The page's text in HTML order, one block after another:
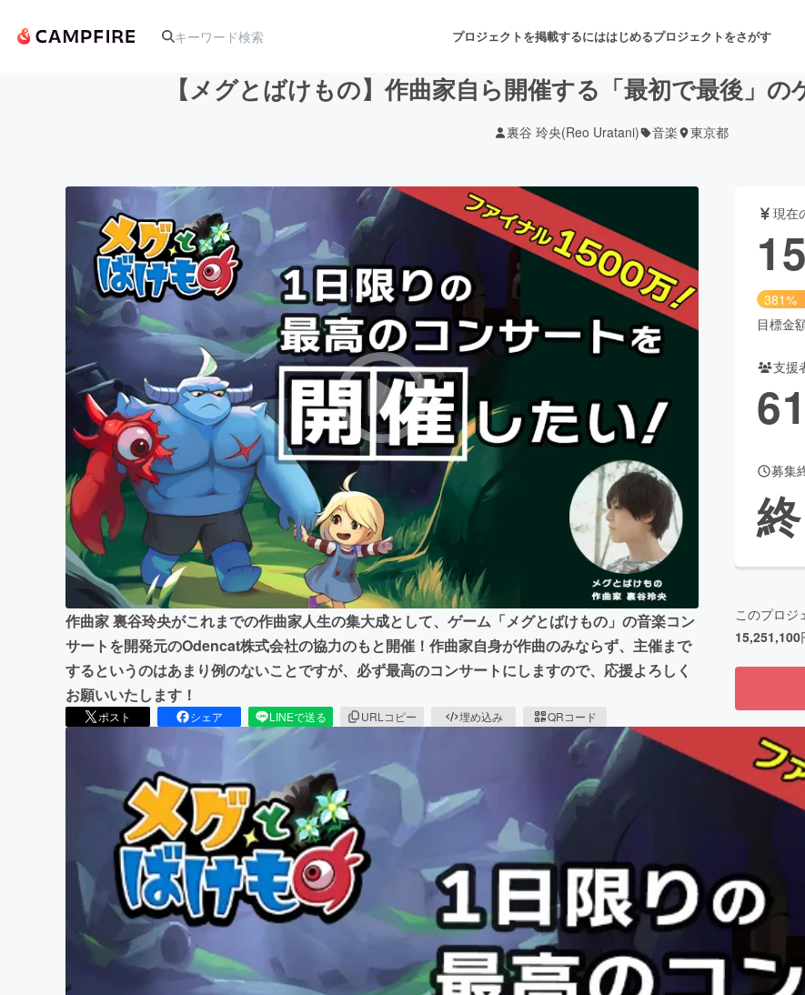
プロジェクトを掲載するにははじめるプロジェクトをさがす
アート・写真 舞台・パフォーマンス
テクノロジー・ガジェット ゲーム・サービス開発 フード・飲食店
映像・映画 書籍・雑誌出版 アニメ・漫画
ビジネス・起業 チャレンジ ビューティー・ヘルス
まちづくり・地域活性化
CAMPFIRE for Social GoodCAMPFIRE Creation
CAMPFIREふるさと納税machi-ya コミュニティ
【メグとばけもの】作曲家自ら開催する「最初で最後」の
裏谷 玲央(Reo Uratani) 音楽 東京都
作曲家 裏谷玲央がこれまでの作曲家人生の集大成として、ゲーム「メグとばけもの」の音楽コン
サートを開発元のOdencat株式会社の協力のもと開催！作曲家自身が作曲のみならず、主催まで
するというのはあまり例のないことですが、必ず最高のコンサートにしますので、応援よろしく
お願いいたします！
ポスト シェア LINEで送る URLコピー 埋め込み QRコード
現在
381%
目標金
支援
募集
このプロジ
15,251,100